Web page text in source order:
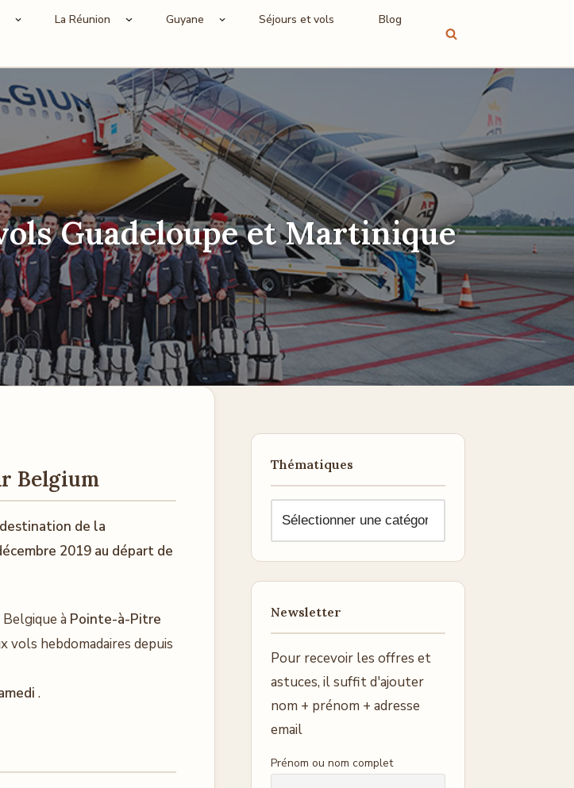
La Réunion Guyane Séjours et vols
Blog
Guadeloupe et Martinique
Belgium
de la
2019 au départ de
à Pointe-à-Pitre
vols hebdomadaires depuis
.
Thématiques
Newsletter
Pour recevoir les offres et
astuces, il suffit d'ajouter
nom + prénom + adresse
email
Prénom ou nom complet